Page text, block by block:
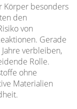
Körper besonders
den
von
Gerade
verbleiben,
Rolle.
ohne
Materialien